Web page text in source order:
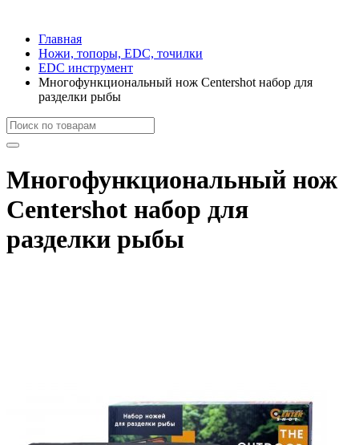
Главная
Ножи, топоры, EDC, точилки
EDC инструмент
Многофункциональный нож Centershot набор для
разделки рыбы
Многофункциональный нож
Centershot набор для
разделки рыбы